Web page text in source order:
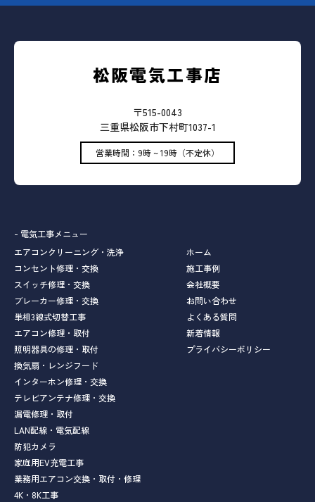
松阪電気工事店
〒515-0043
三重県松阪市下村町1037-1
営業時間：9時 ~ 19時（不定休）
- 電気工事メニュー
エアコンクリーニング・洗浄
コンセント修理・交換
スイッチ修理・交換
ブレーカー修理・交換
単相3線式切替工事
エアコン修理・取付
照明器具の修理・取付
換気扇・レンジフード
インターホン修理・交換
テレビアンテナ修理・交換
漏電修理・取付
LAN配線・電気配線
防犯カメラ
家庭用EV充電工事
業務用エアコン交換・取付・修理
4K・8K工事
ホーム
施工事例
会社概要
お問い合わせ
よくある質問
新着情報
プライバシーポリシー